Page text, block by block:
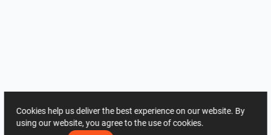
Cookies help us deliver the best experience on our website. By
using our website, you agree to the use of cookies.